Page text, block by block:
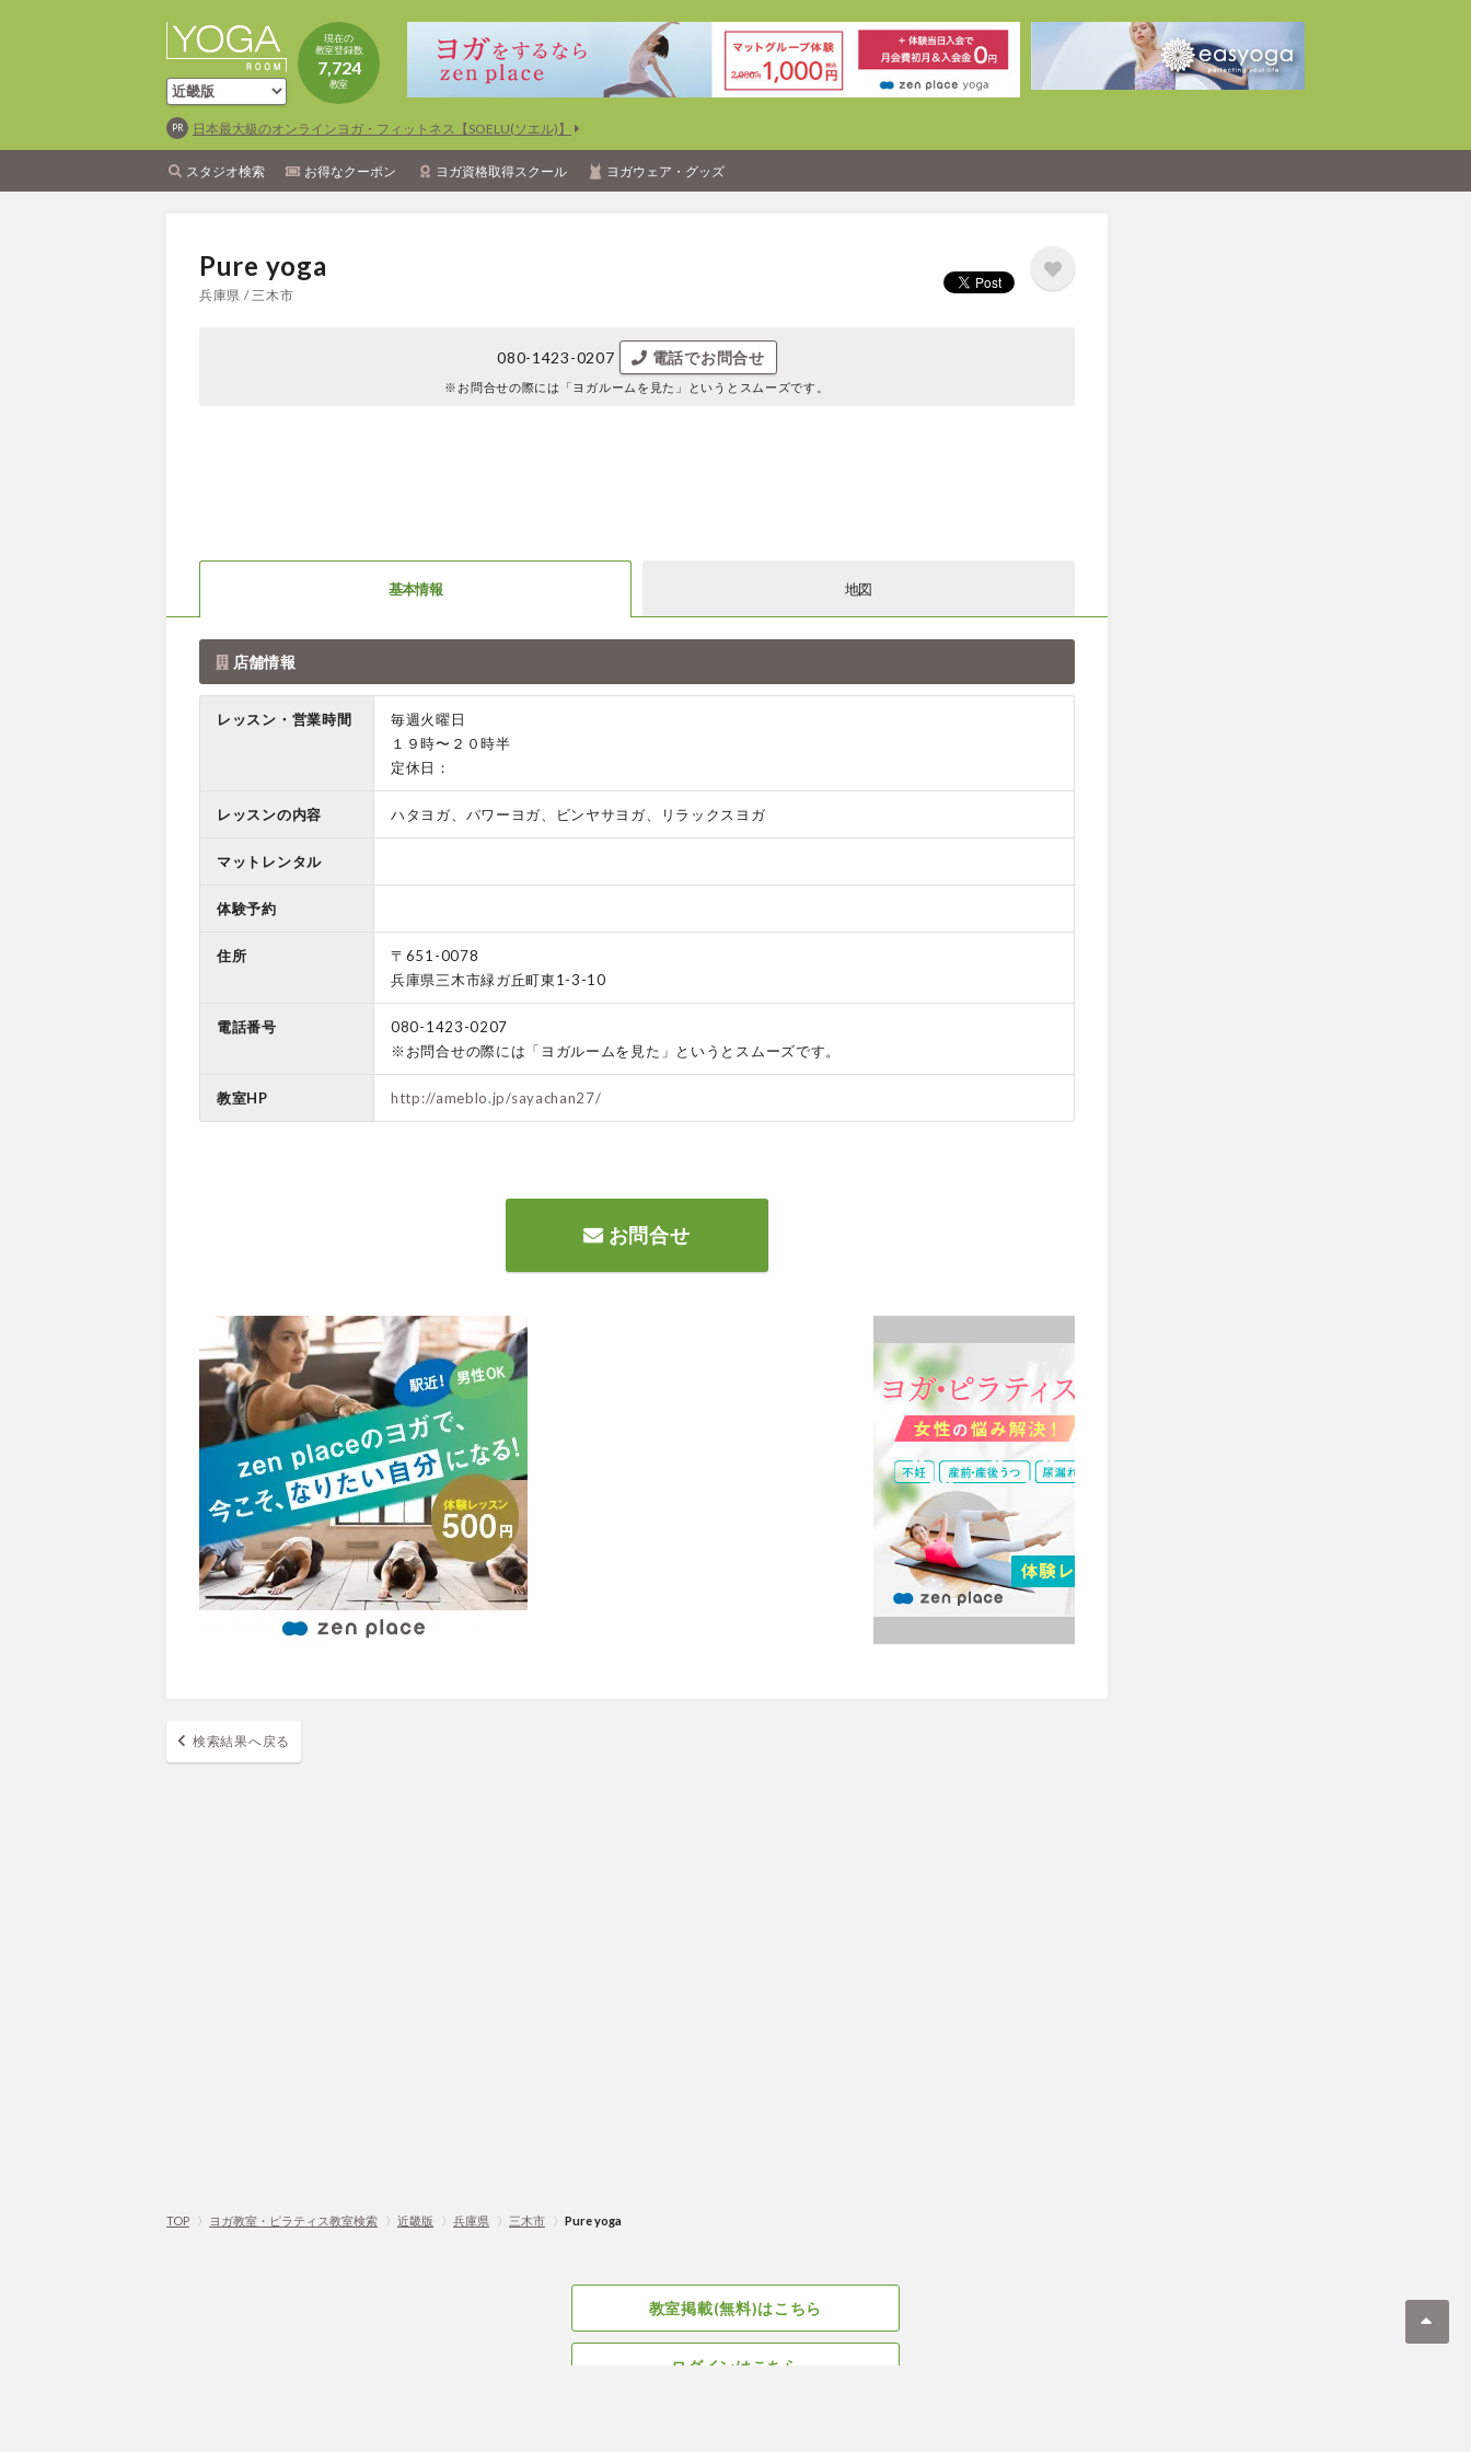
現在の
教室登録数
7,724
教室
日本最大級のオンラインヨガ・フィットネス【SOELU(ソエル)】
スタジオ検索 お得なクーポン ヨガ資格取得スクール ヨガウェア・グッズ
Pure yoga
兵庫県 / 三木市
080-1423-0207 電話でお問合せ
※お問合せの際には 「ヨガルームを見た」というとスムーズです。
基本情報 地図
店舗情報
レッスン・営業時間
毎週火曜日
１９時〜２０時半
定休日：
レッスンの内容 ハタヨガ、パワーヨガ、ビンヤサヨガ、リラックスヨガ
マットレンタル
体験予約
住所
〒651-0078
兵庫県三木市緑ガ丘町東1-3-10
電話番号
080-1423-0207
※お問合せの際には「ヨガルームを見た」というとスムーズです。
教室HP http://ameblo.jp/sayachan27/
お問合せ
検索結果へ戻る
TOP 〉 ヨガ教室・ピラティス教室検索 〉 近畿版 〉 兵庫県 〉 三木市 〉 Pure yoga
教室掲載(無料)はこちら
ログインはこちら